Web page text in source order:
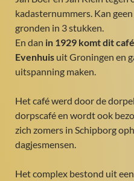
kadasternummers. Kan
gronden in 3 stukken.
En dan in 1929 komt dit café
Evenhuis uit Groningen en
uitspanning maken.
Het café werd door de
dorpscafé en wordt ook
zich zomers in Schipborg
dagjesmensen.
Het complex bestond uit